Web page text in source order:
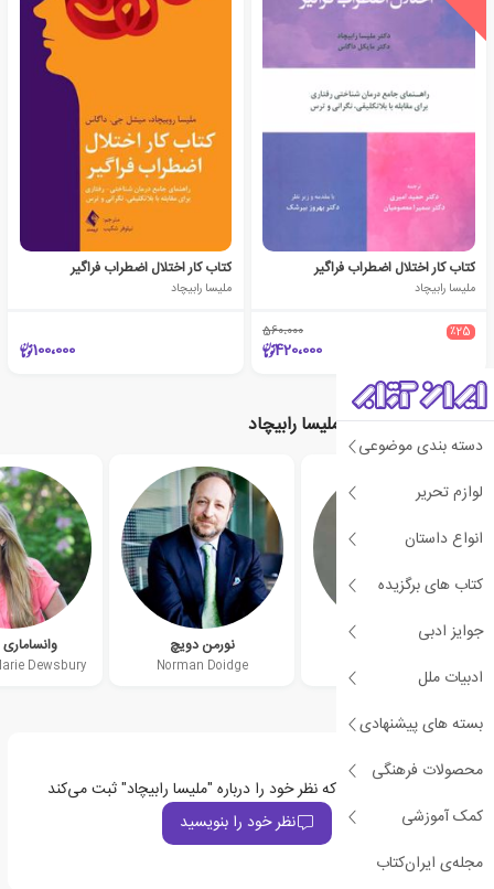
دسته بندی موضوعی
لوازم تحریر
انواع داستان
کتاب های برگزیده
جوایز ادبی
ادبیات ملل
بسته های پیشنهادی
محصولات فرهنگی
کمک آموزشی
مجله‌ی ایران‌کتاب
کتاب کار اختلال اضطراب فراگیر
ملیسا رابیچاد
٪25 560،000
420،000
کتاب کار اختلال اضطراب فراگیر
ملیسا رابیچاد
100،000
نویسندگان مرتبط با ملیسا رابیچاد
جان هرشفیلد نورمن دویچ
Norman Doidge
Dewsbury
اولین نفری باشید که نظر خود را درباره "ملیسا رابیچاد" ثبت می‌کند
نظر خود را بنویسید